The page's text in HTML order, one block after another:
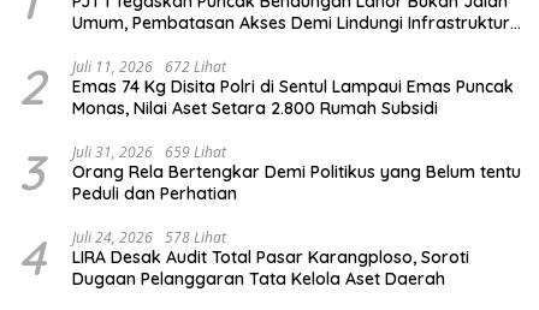
Umum, Pembatasan Akses Demi Lindungi Infrastruktur
2 Juli 11, 2026 672 Lihat
Emas 74 Kg Disita Polri di Sentul Lampaui Emas Puncak
Monas, Nilai Aset Setara 2.800 Rumah Subsidi
3 Juli 31, 2026 659 Lihat
Orang Rela Bertengkar Demi Politikus yang Belum tentu
Peduli dan Perhatian
4 Juli 24, 2026 578 Lihat
LIRA Desak Audit Total Pasar Karangploso, Soroti
Dugaan Pelanggaran Tata Kelola Aset Daerah